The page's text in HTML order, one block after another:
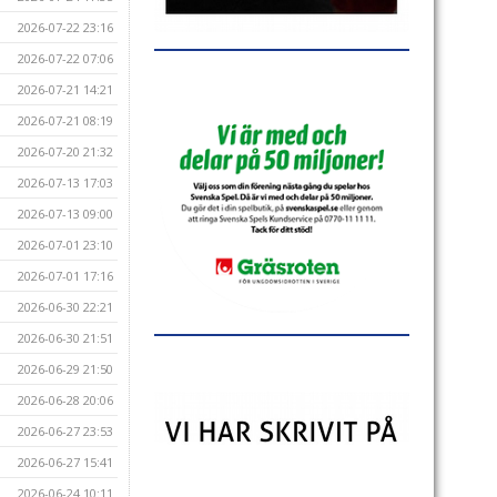
2026-07-22 23:16
2026-07-22 07:06
2026-07-21 14:21
2026-07-21 08:19
2026-07-20 21:32
2026-07-13 17:03
2026-07-13 09:00
2026-07-01 23:10
2026-07-01 17:16
2026-06-30 22:21
2026-06-30 21:51
2026-06-29 21:50
2026-06-28 20:06
2026-06-27 23:53
2026-06-27 15:41
2026-06-24 10:11